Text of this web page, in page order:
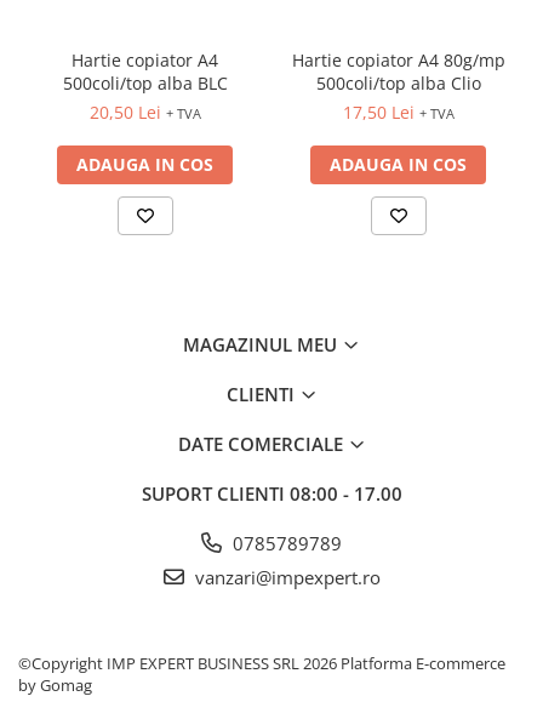
MARKERE PERMANENTE
MARKERE SPECIALE
CREIOANE MECANICE & REZERVE
CREIOANE CLASICE & ASCUTITORI
INSTRUMENTE PENTRU
VIDEOPROIECTOARE
ECRANE DE PROTECTIE SI
ACCESORII PENTRU TABLE SI
TEHNICA DE BIROU
Hartie copiator A4
500coli/top alba BLC
20,50 Lei + TVA
ADAUGA IN COS
Hartie copiator A4 80g/mp
500coli/top alba Clio
17,50 Lei + TVA
ADAUGA IN COS
MAGAZINUL MEU
CLIENTI
DATE COMERCIALE
SUPORT CLIENTI 08:00 - 17.00
0785789789
vanzari@impexpert.ro
©Copyright IMP EXPERT BUSINESS SRL 2026 Platforma E-commerce
by Gomag